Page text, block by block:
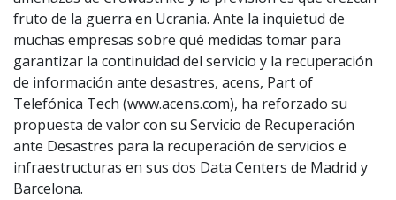
fruto de la guerra en Ucrania. Ante la inquietud de
muchas empresas sobre qué medidas tomar para
garantizar la continuidad del servicio y la recuperación
de información ante desastres, acens, Part of
Telefónica Tech (www.acens.com), ha reforzado su
propuesta de valor con su Servicio de Recuperación
ante Desastres para la recuperación de servicios e
infraestructuras en sus dos Data Centers de Madrid y
Barcelona.